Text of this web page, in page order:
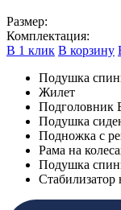
Размер:
Комплектация:
В 1 клик В корзину
Подушка
Жилет
Подголовник
Подушка
Подножка с
Рама на
Подушка
Стабилизатор